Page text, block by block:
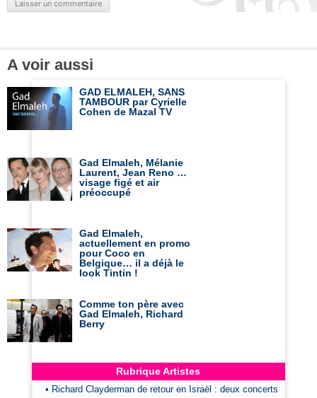
A voir aussi
GAD ELMALEH, SANS
TAMBOUR par Cyrielle
Cohen de Mazal TV
Gad Elmaleh, Mélanie
Laurent, Jean Reno …
visage figé et air
préoccupé
Gad Elmaleh,
actuellement en promo
pour Coco en
Belgique… il a déjà le
look Tintin !
Comme ton père avec
Gad Elmaleh, Richard
Berry
Rubrique Artistes
• Richard Clayderman de retour en Israël : deux concerts